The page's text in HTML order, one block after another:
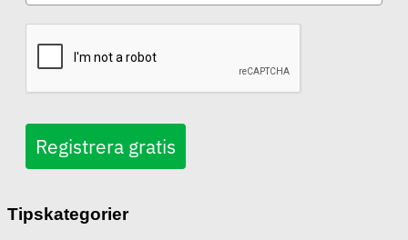
Registrera gratis
Tipskategorier